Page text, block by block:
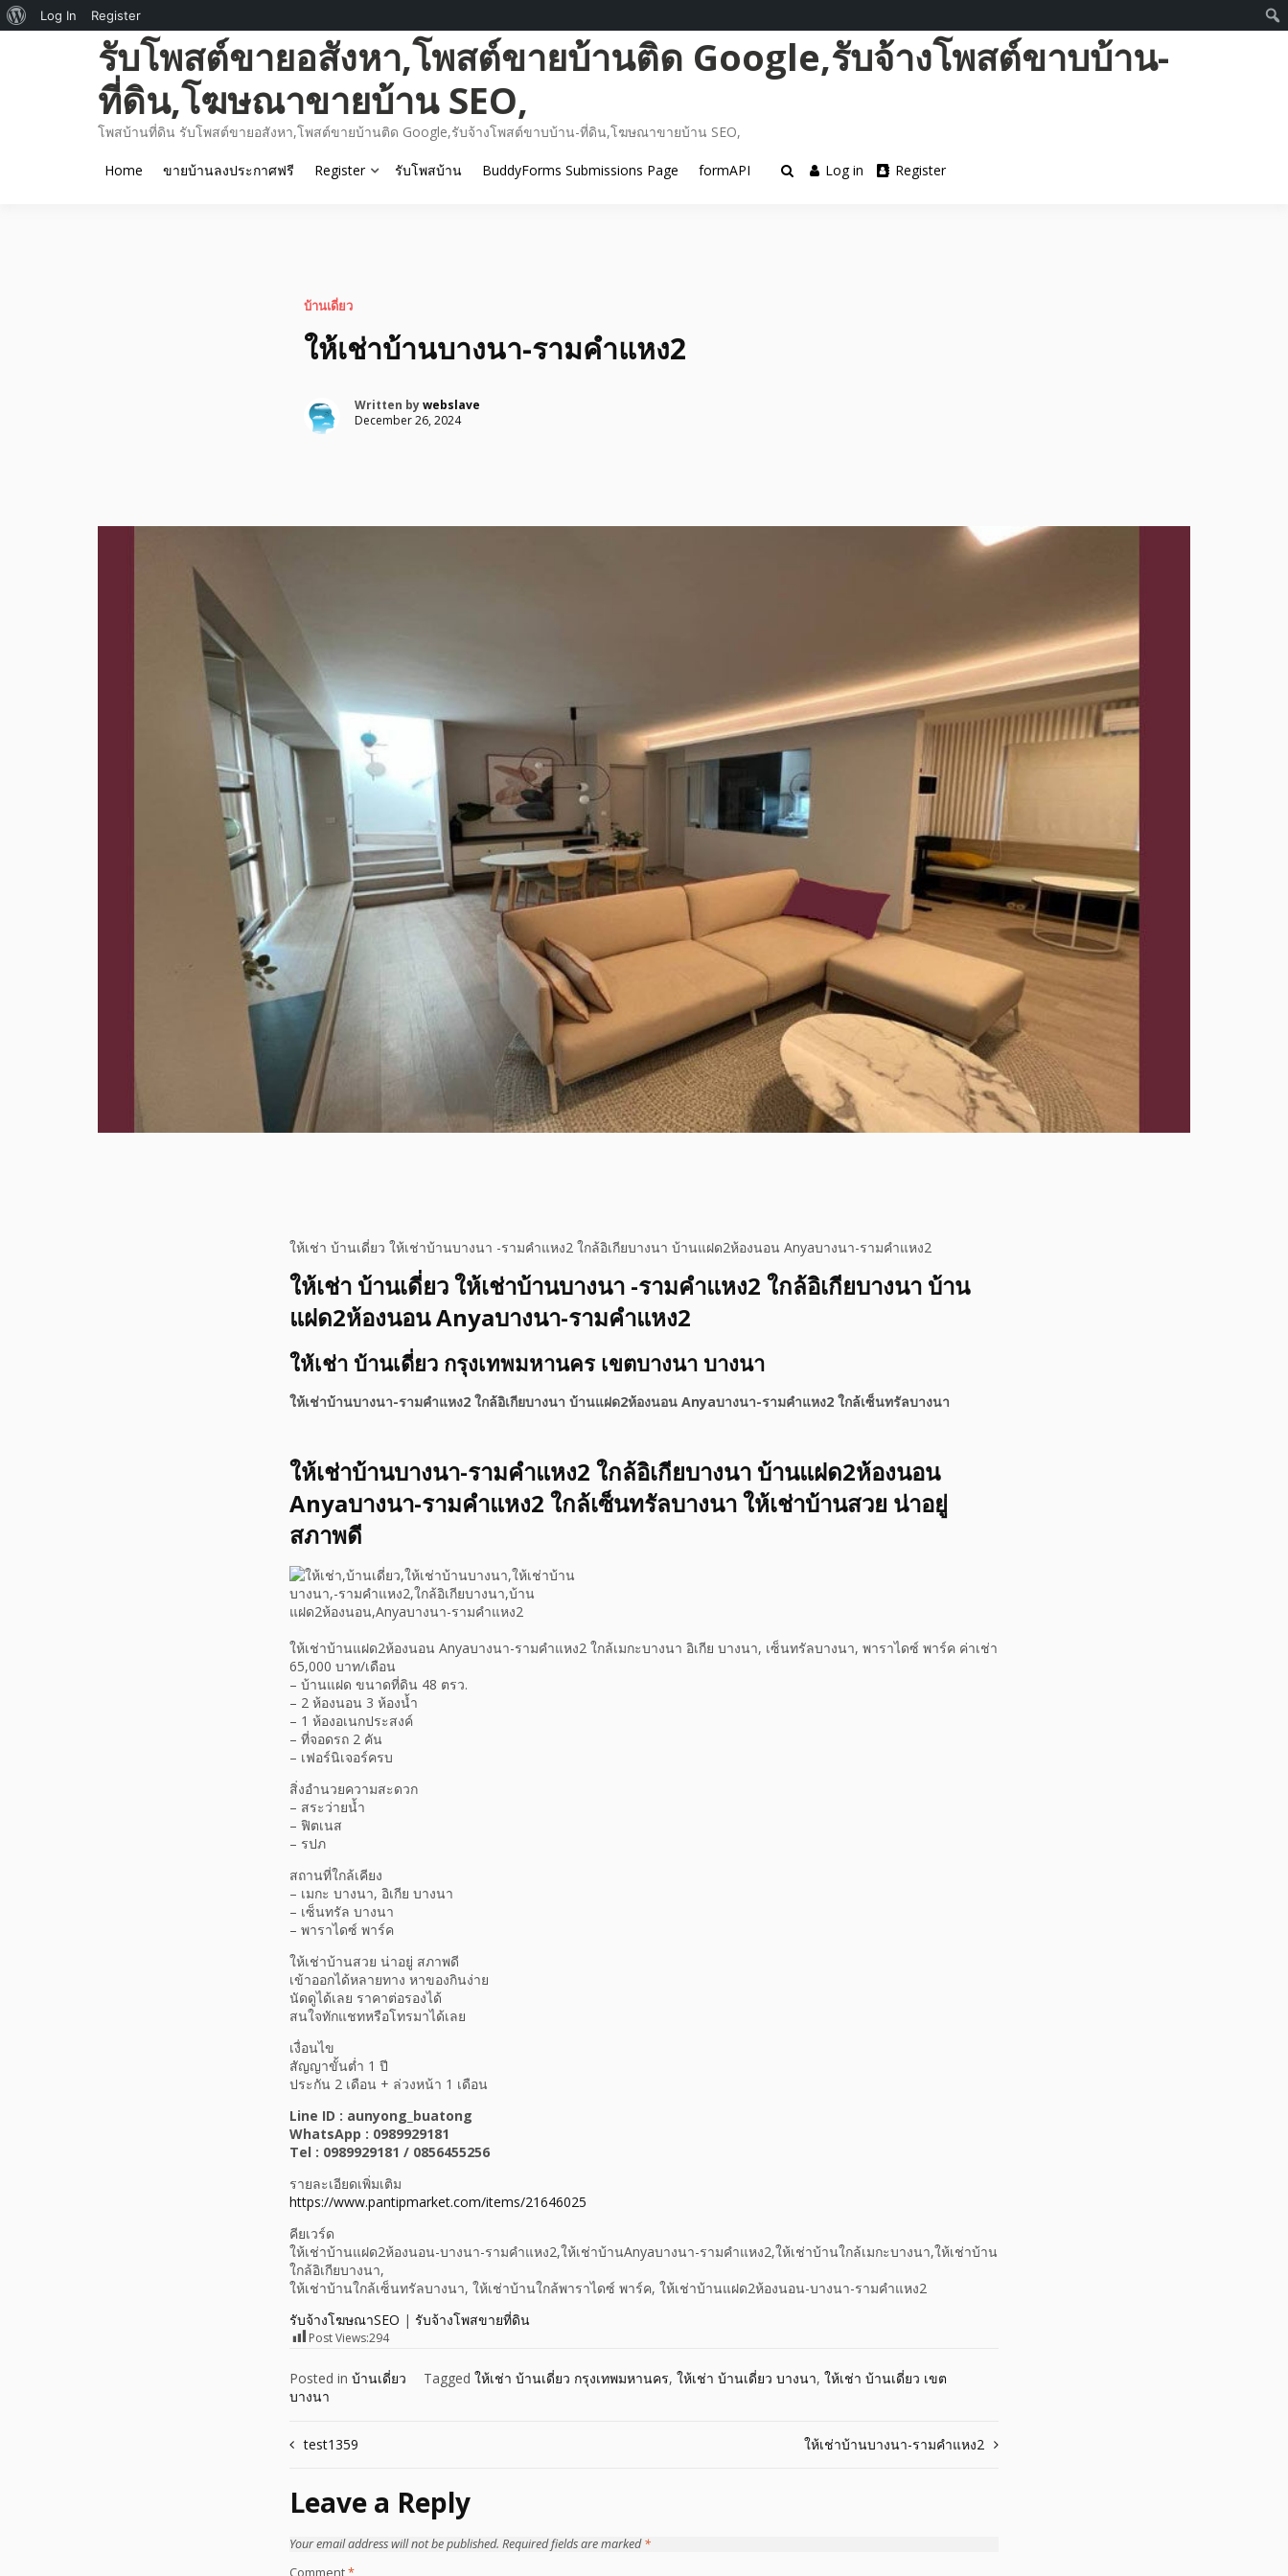
รับโพสต์ขายอสังหา,โพสต์ขายบ้านติด Google,รับจ้างโพสต์ขาบบ้าน-
ที่ดิน,โฆษณาขายบ้าน SEO,
โพสบ้านที่ดิน รับโพสต์ขายอสังหา,โพสต์ขายบ้านติด Google,รับจ้างโพสต์ขาบบ้าน-ที่ดิน,โฆษณาขายบ้าน SEO,
Home ขายบ้านลงประกาศฟรี Register รับโพสบ้าน BuddyForms Submissions Page formAPI Log in Register
บ้านเดี่ยว
ให้เช่าบ้านบางนา-รามคำแหง2
Written bywebslave
December 26, 2024
ให้เช่า บ้านเดี่ยว ให้เช่าบ้านบางนา -รามคำแหง2 ใกล้อิเกียบางนา บ้านแฝด2ห้องนอน Anyaบางนา-รามคำแหง2
ให้เช่า บ้านเดี่ยว ให้เช่าบ้านบางนา -รามคำแหง2 ใกล้อิเกียบางนา บ้าน
แฝด2ห้องนอน Anyaบางนา-รามคำแหง2
ให้เช่า บ้านเดี่ยว กรุงเทพมหานคร เขตบางนา บางนา
ให้เช่าบ้านบางนา-รามคำแหง2 ใกล้อิเกียบางนา บ้านแฝด2ห้องนอน Anyaบางนา-รามคำแหง2 ใกล้เซ็นทรัลบางนา
ให้เช่าบ้านบางนา-รามคำแหง2 ใกล้อิเกียบางนา บ้านแฝด2ห้องนอน
Anyaบางนา-รามคำแหง2 ใกล้เซ็นทรัลบางนา ให้เช่าบ้านสวย น่าอยู่
สภาพดี
ให้เช่าบ้านแฝด2ห้องนอน Anyaบางนา-รามคำแหง2 ใกล้เมกะบางนา อิเกีย บางนา, เซ็นทรัลบางนา, พาราไดซ์ พาร์ค ค่าเช่า
65,000 บาท/เดือน
– บ้านแฝด ขนาดที่ดิน 48 ตรว.
– 2 ห้องนอน 3 ห้องน้ำ
– 1 ห้องอเนกประสงค์
– ที่จอดรถ 2 คัน
– เฟอร์นิเจอร์ครบ
สิ่งอำนวยความสะดวก
– สระว่ายน้ำ
– ฟิตเนส
– รปภ
สถานที่ใกล้เคียง
– เมกะ บางนา, อิเกีย บางนา
– เซ็นทรัล บางนา
– พาราไดซ์ พาร์ค
ให้เช่าบ้านสวย น่าอยู่ สภาพดี
เข้าออกได้หลายทาง หาของกินง่าย
นัดดูได้เลย ราคาต่อรองได้
สนใจทักแชทหรือโทรมาได้เลย
เงื่อนไข
สัญญาขั้นต่ำ 1 ปี
ประกัน 2 เดือน + ล่วงหน้า 1 เดือน
Line ID : aunyong_buatong
WhatsApp : 0989929181
Tel : 0989929181 / 0856455256
รายละเอียดเพิ่มเติม
https://www.pantipmarket.com/items/21646025
คียเวร์ด
ให้เช่าบ้านแฝด2ห้องนอน-บางนา-รามคำแหง2,ให้เช่าบ้านAnyaบางนา-รามคำแหง2,ให้เช่าบ้านใกล้เมกะบางนา,ให้เช่าบ้าน
ใกล้อิเกียบางนา,
ให้เช่าบ้านใกล้เซ็นทรัลบางนา, ให้เช่าบ้านใกล้พาราไดซ์ พาร์ค, ให้เช่าบ้านแฝด2ห้องนอน-บางนา-รามคำแหง2
รับจ้างโฆษณาSEO | รับจ้างโพสขายที่ดิน
Post Views:294
Posted in บ้านเดี่ยว Tagged ให้เช่า บ้านเดี่ยว กรุงเทพมหานคร, ให้เช่า บ้านเดี่ยว บางนา, ให้เช่า บ้านเดี่ยว เขต
บางนา
Post
test1359 ให้เช่าบ้านบางนา-รามคำแหง2
Leave a Reply
Your email address will not be published. Required fields are marked*
Comment*
About
Log In Register